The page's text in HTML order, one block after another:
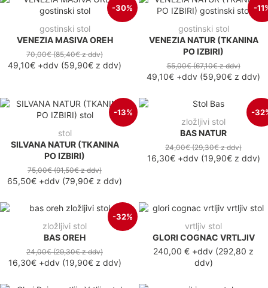
-30%
gostinski stol
VENEZIA MASIVA OREH
70,00€(85,40€z ddv)
49,10€ +ddv (59,90€ z ddv)
-
gostinski stol
VENEZIA NATUR (TKANINA
PO IZBIRI)
55,00€(67,10€z ddv)
49,10€ +ddv (59,90€ z ddv)
-13%
stol
SILVANA NATUR (TKANINA
PO IZBIRI)
75,00€(91,50€z ddv)
65,50€ +ddv (79,90€ z ddv)
-
zložljivi stol
BAS NATUR
24,00€(29,30€z ddv)
16,30€+ddv(19,90€z ddv)
-32%
zložljivi stol
BAS OREH
24,00€(29,30€z ddv)
16,30€+ddv(19,90€z ddv)
vrtljiv stol
GLORI COGNAC VRTLJIV
240,00 € +ddv (292,80 z
ddv)